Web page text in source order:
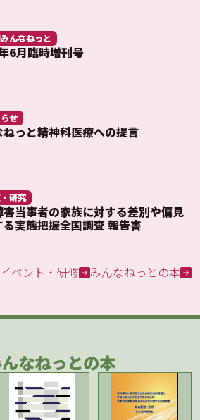
んなねっと
6月臨時増刊号
せ
ねっと精神科医療への提言
研究
害当事者の家族に対する差別や偏見
る実態把握全国調査 報告書
イベント・研修 みんなねっとの本
なねっとの本